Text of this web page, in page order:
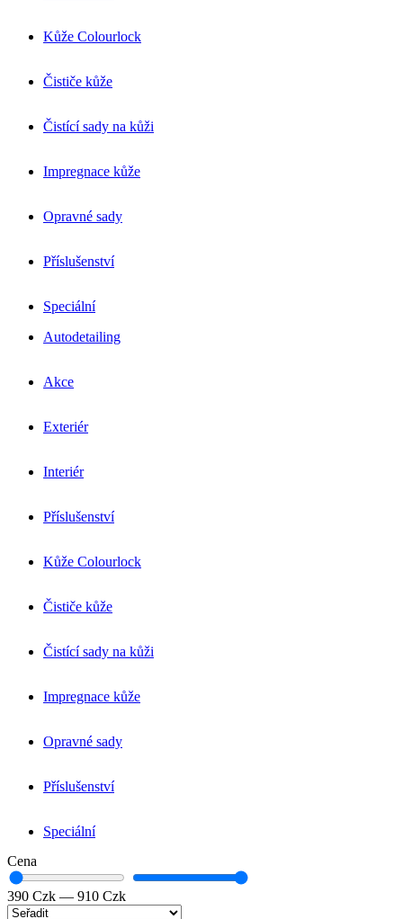
Kůže Colourlock
Čističe kůže
Čistící sady na kůži
Impregnace kůže
Opravné sady
Příslušenství
Speciální
Autodetailing
Akce
Exteriér
Interiér
Příslušenství
Kůže Colourlock
Čističe kůže
Čistící sady na kůži
Impregnace kůže
Opravné sady
Příslušenství
Speciální
Cena
390 Czk — 910 Czk